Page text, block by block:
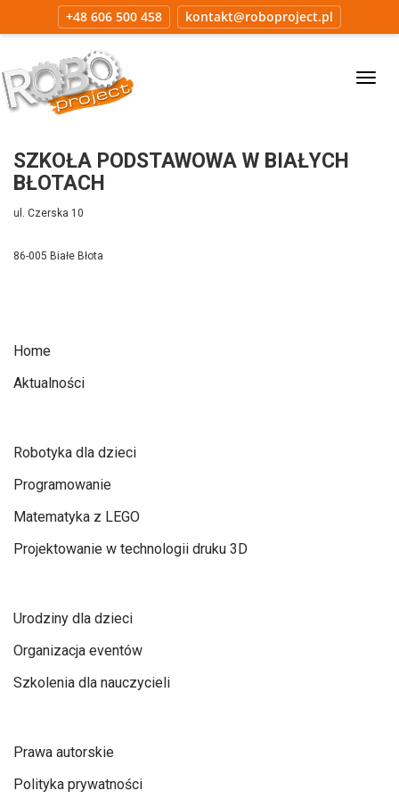
+48 606 500 458 kontakt@roboproject.pl
SZKOŁA PODSTAWOWA W BIAŁYCH
BŁOTACH
ul. Czerska 10
86-005 Białe Błota
Home
Aktualności
Robotyka dla dzieci
Programowanie
Matematyka z LEGO
Projektowanie w technologii druku 3D
Urodziny dla dzieci
Organizacja eventów
Szkolenia dla nauczycieli
Prawa autorskie
Polityka prywatności